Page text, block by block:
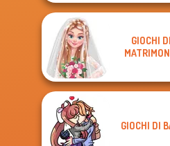
GIOCHI DI
GIOCHI DI